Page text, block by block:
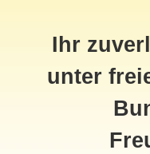
Ihr
unter